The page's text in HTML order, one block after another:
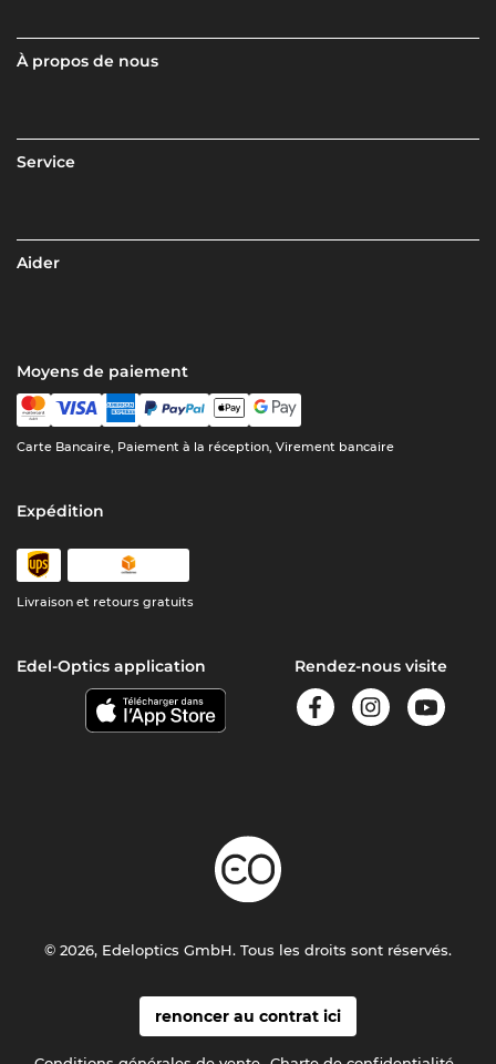
À propos de nous
Service
Aider
Moyens de paiement
Carte Bancaire, Paiement à la réception, Virement bancaire
Expédition
Livraison et retours gratuits
Edel-Optics application Rendez-nous visite
renoncer au contrat ici
© 2026, Edeloptics GmbH. Tous les droits sont réservés.